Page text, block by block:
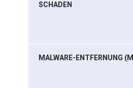
SCHADEN
MALWARE-ENTFERNUNG